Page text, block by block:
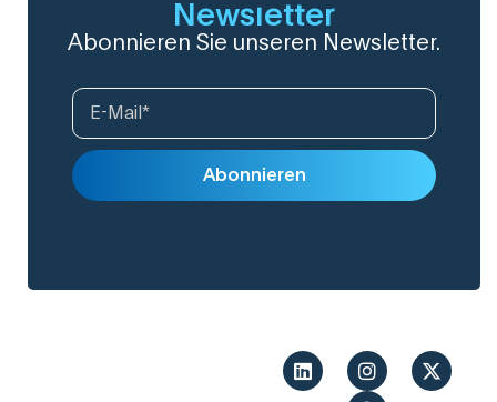
Newsletter
Abonnieren Sie unseren Newsletter.